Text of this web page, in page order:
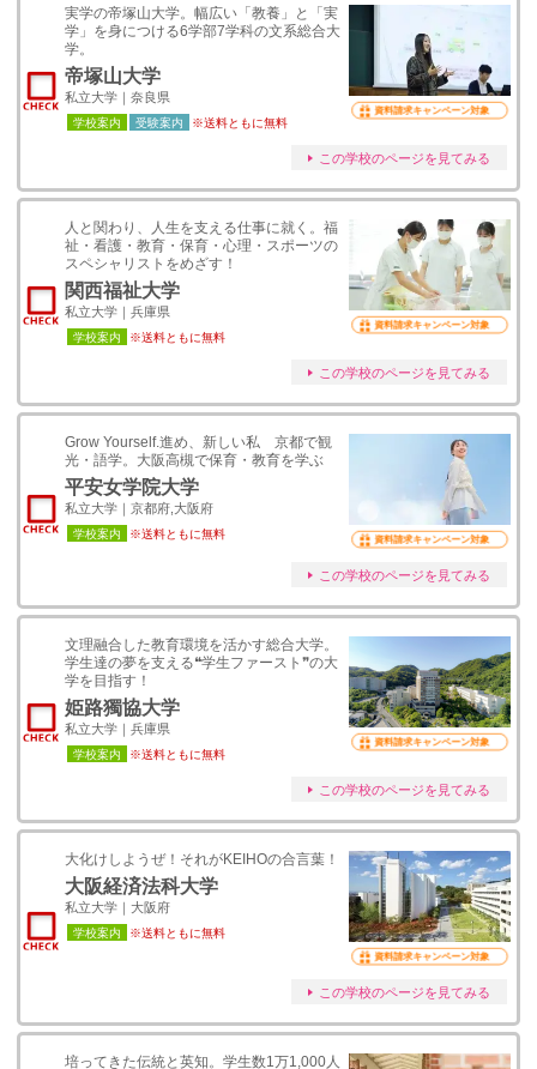
実学の帝塚山大学。幅広い「教養」と「実
学」を身につける6学部7学科の文系総合大
学。
帝塚山大学
私立大学｜奈良県
学校案内 受験案内 ※送料ともに無料
資料請求キャンペーン対象
この学校のページを見てみる
人と関わり、人生を支える仕事に就く。福
祉・看護・教育・保育・心理・スポーツの
スペシャリストをめざす！
関西福祉大学
私立大学｜兵庫県
学校案内 ※送料ともに無料
資料請求キャンペーン対象
この学校のページを見てみる
Grow Yourself.進め、新しい私 京都で観
光・語学。大阪高槻で保育・教育を学ぶ
平安女学院大学
私立大学｜京都府,大阪府
学校案内 ※送料ともに無料 資料請求キャンペーン対象
この学校のページを見てみる
文理融合した教育環境を活かす総合大学。
学生達の夢を支える❝学生ファースト❞の大
学を目指す！
姫路獨協大学
私立大学｜兵庫県
学校案内 ※送料ともに無料
資料請求キャンペーン対象
この学校のページを見てみる
大化けしようぜ！それがKEIHOの合言葉！
大阪経済法科大学
私立大学｜大阪府
学校案内 ※送料ともに無料
資料請求キャンペーン対象
この学校のページを見てみる
培ってきた伝統と英知。学⽣数1万1,000⼈